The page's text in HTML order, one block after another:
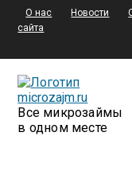
О нас Новости
сайта
Все микрозаймы
в одном месте